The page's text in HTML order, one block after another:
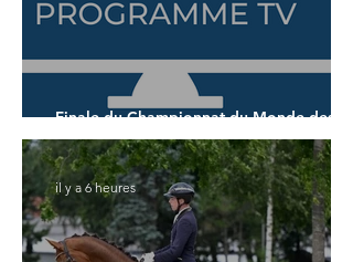
Finale du Championnat du Monde des 7
ans
il y a 6 heures